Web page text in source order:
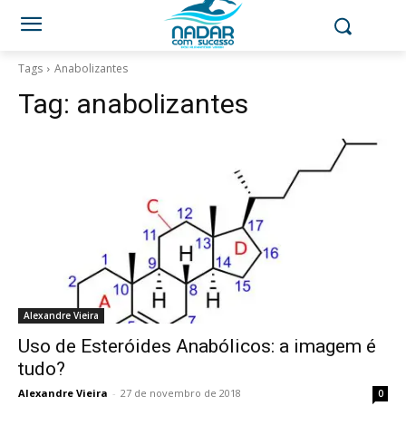
Tags Anabolizantes
Tag: anabolizantes
Alexandre Vieira
Uso de Esteróides Anabólicos: a imagem é
tudo?
Alexandre Vieira - 27 de novembro de 2018 0